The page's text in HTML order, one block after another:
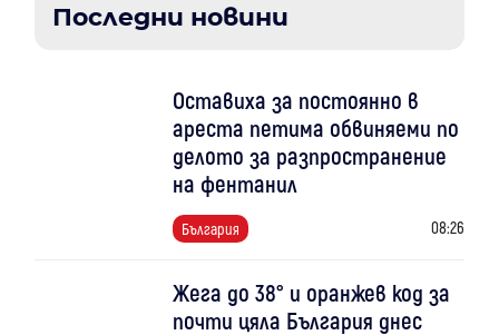
Последни новини
Оставиха за постоянно в
ареста петима обвиняеми по
делото за разпространение
на фентанил
България 08:26
Жега до 38° и оранжев код за
почти цяла България днес